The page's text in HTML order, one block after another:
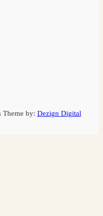
Theme by: Dezign Digital